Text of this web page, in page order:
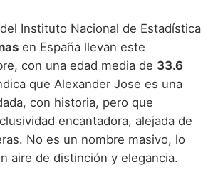
de niño que empiezan por N
de niño que empiezan por O
de niño que empiezan por P
de niño que empiezan por Q
de niño que empiezan por R
de Niño Navarros
de Niño Riojanos
de Niño Valencianos
de Niño Vascos
de Niño Judíos
de Niño Marroquíes
de Niño Portugueses
de Niño Rumanos
de Niño Rusos
de Niño Suecos
Instituto Nacional de Estadística
en España llevan este
con una edad media de 33.6
que Alexander Jose es una
con historia, pero que
encantadora, alejada de
No es un nombre masivo, lo
aire de distinción y elegancia.